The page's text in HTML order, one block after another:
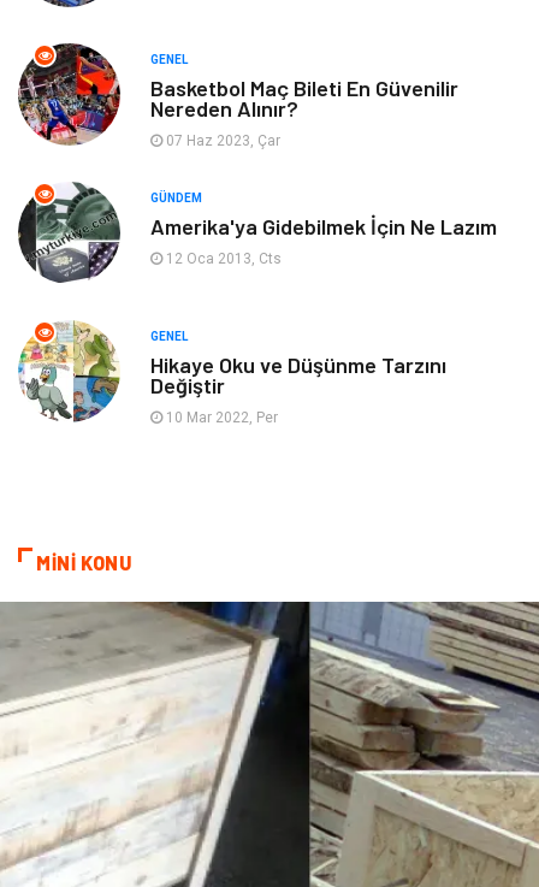
Bebek Giyim Moda
Blogroll
Markalar
Restaurant
Tarih
GENEL
Basketbol Maç Bileti En Güvenilir
Nereden Alınır?
07 Haz 2023, Çar
GÜNDEM
Amerika'ya Gidebilmek İçin Ne Lazım
12 Oca 2013, Cts
GENEL
Hikaye Oku ve Düşünme Tarzını
Değiştir
10 Mar 2022, Per
MİNİ KONU